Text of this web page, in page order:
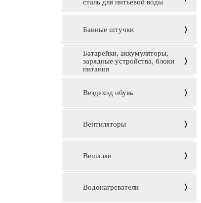
сталь для питьевой воды
Банные штучки
Батарейки, аккумуляторы,
зарядные устройства, блоки
питания
Вездеход обувь
Вентиляторы
Вешалки
Водонагреватели